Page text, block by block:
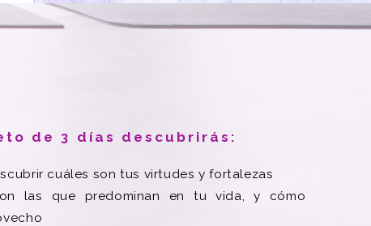
de 3 días descubrirás:
cuáles son tus virtudes y fortalezas
las que predominan en tu vida, y cómo